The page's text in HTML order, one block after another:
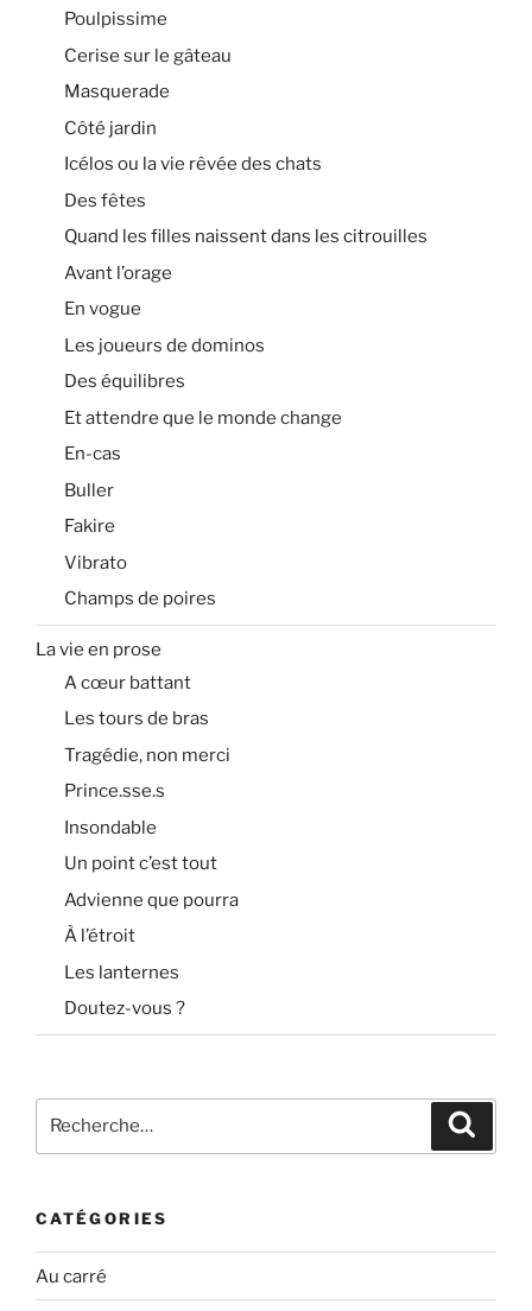
Poulpissime
Cerise sur le gâteau
Masquerade
Côté jardin
Icélos ou la vie rêvée des chats
Des fêtes
Quand les filles naissent dans les citrouilles
Avant l’orage
En vogue
Les joueurs de dominos
Des équilibres
Et attendre que le monde change
En-cas
Buller
Fakire
Vibrato
Champs de poires
La vie en prose
A cœur battant
Les tours de bras
Tragédie, non merci
Prince.sse.s
Insondable
Un point c’est tout
Advienne que pourra
À l’étroit
Les lanternes
Doutez-vous ?
pour
CATÉGORIES
Au carré